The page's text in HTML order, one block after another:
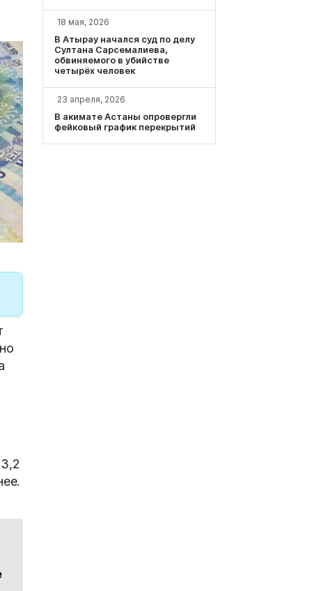
18 мая, 2026
В Атырау начался суд по делу
Султана Сарсемалиева,
обвиняемого в убийстве
четырёх человек
23 апреля, 2026
В акимате Астаны опровергли
фейковый график перекрытий